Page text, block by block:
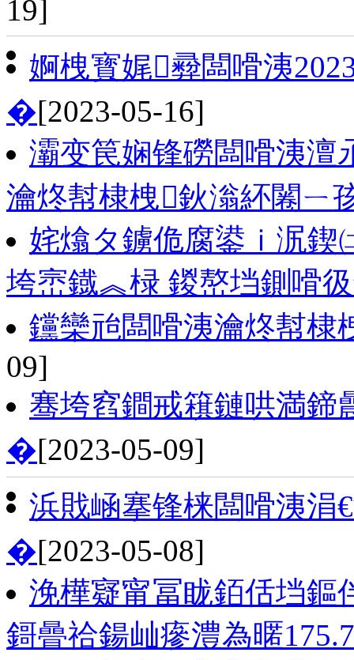
19]
婀栧寳娓彛闆嗗洟
�[2023-05-16]
灞变笢娴锋磱闆嗗洟
瀹炵幇棣栧鈥滃紑闂ㄧ
姹熻タ鐪佹腐鍙ｉ泦鍥
垮崈鐡︽椂 鍐嶅垱鍘嗗
钂欒兘闆嗗洟瀹炵幇
09]
骞垮窞鐧戒簯鏈哄満鍗
�[2023-05-09]
浜戝崡搴锋梾闆嗗洟涓
�[2023-05-08]
浼樺寲甯冨眬銆佸垱
鎶曡祫鍚屾瘮澧為暱